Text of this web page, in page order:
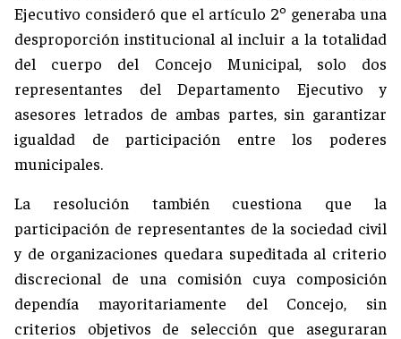
Ejecutivo consideró que el artículo 2º generaba una
desproporción institucional al incluir a la totalidad
del cuerpo del Concejo Municipal, solo dos
representantes del Departamento Ejecutivo y
asesores letrados de ambas partes, sin garantizar
igualdad de participación entre los poderes
municipales.
La resolución también cuestiona que la
participación de representantes de la sociedad civil
y de organizaciones quedara supeditada al criterio
discrecional de una comisión cuya composición
dependía mayoritariamente del Concejo, sin
criterios objetivos de selección que aseguraran